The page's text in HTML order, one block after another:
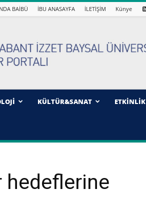
BAİBÜ İBU ANASAYFA İLETİŞİM Künye
KÜLTÜR&SANAT ETKİNLİK
hedeflerine